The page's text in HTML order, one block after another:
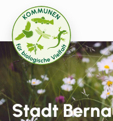
Stadt